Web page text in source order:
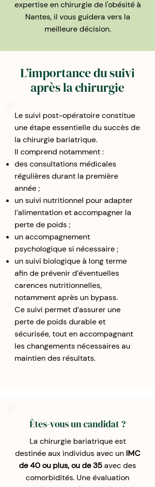
expertise en chirurgie de l'obésité à
Nantes, il vous guidera vers la
meilleure décision.
L’importance du suivi
après la chirurgie
Le suivi post-opératoire constitue
une étape essentielle du succès de
la chirurgie bariatrique.
Il comprend notamment :
des consultations médicales
régulières durant la première
année ;
un suivi nutritionnel pour adapter
l’alimentation et accompagner la
perte de poids ;
un accompagnement
psychologique si nécessaire ;
un suivi biologique à long terme
afin de prévenir d’éventuelles
carences nutritionnelles,
notamment après un bypass.
Ce suivi permet d’assurer une
perte de poids durable et
sécurisée, tout en accompagnant
les changements nécessaires au
maintien des résultats.
Êtes-vous un candidat ?
La chirurgie bariatrique est
destinée aux individus avec un IMC
de 40 ou plus, ou de 35avec des
comorbidités. Une évaluation